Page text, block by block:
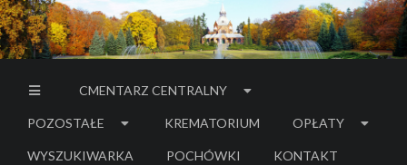
menu
CMENTARZ CENTRALNY
POZOSTAŁE KREMATORIUM OPŁATY
WYSZUKIWARKA POCHÓWKI
-
KONTAKT